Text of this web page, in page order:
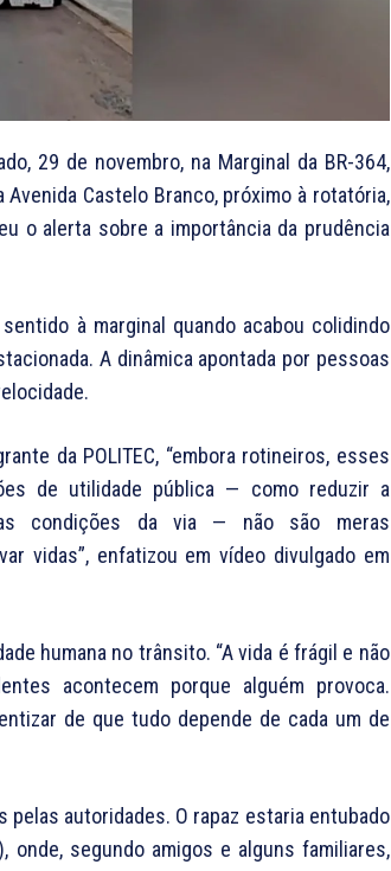
29 de novembro, na Marginal da BR-364,
Castelo Branco, próximo à rotatória,
o alerta sobre a importância da prudência
à marginal quando acabou colidindo
A dinâmica apontada por pessoas
da POLITEC, “embora rotineiros, esses
de utilidade pública — como reduzir a
condições da via — não são meras
vidas”, enfatizou em vídeo divulgado em
humana no trânsito. “A vida é frágil e não
acontecem porque alguém provoca.
de que tudo depende de cada um de
autoridades. O rapaz estaria entubado
onde, segundo amigos e alguns familiares,